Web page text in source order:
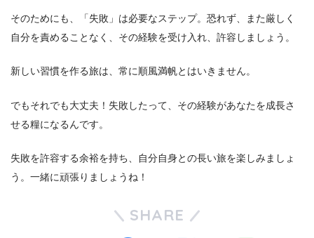
そのためにも、「失敗」は必要なステップ。恐れず、また厳しく
自分を責めることなく、その経験を受け入れ、許容しましょう。
新しい習慣を作る旅は、常に順風満帆とはいきません。
でもそれでも大丈夫！失敗したって、その経験があなたを成長さ
せる糧になるんです。
失敗を許容する余裕を持ち、自分自身との長い旅を楽しみましょ
う。一緒に頑張りましょうね！
SHARE